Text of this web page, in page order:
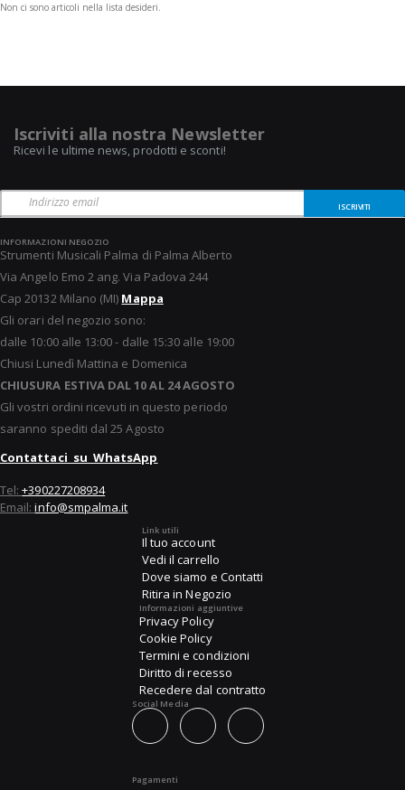
Non ci sono articoli nella lista desideri.
Iscriviti alla nostra Newsletter
Ricevi le ultime news, prodotti e sconti!
ISCRIVITI
INFORMAZIONI NEGOZIO
Strumenti Musicali Palma di Palma Alberto
Via Angelo Emo 2 ang. Via Padova 244
Cap 20132 Milano (MI) Mappa
Gli orari del negozio sono:
dalle 10:00 alle 13:00 - dalle 15:30 alle 19:00
Chiusi Lunedì Mattina e Domenica
CHIUSURA ESTIVA DAL 10 AL 24 AGOSTO
Gli vostri ordini ricevuti in questo periodo
saranno spediti dal 25 Agosto
Contattaci su WhatsApp
Tel:+390227208934
Email:info@smpalma.it
Link utili
Il tuo account
Vedi il carrello
Dove siamo e Contatti
Ritira in Negozio
Informazioni aggiuntive
Privacy Policy
Cookie Policy
Termini e condizioni
Diritto di recesso
Recedere dal contratto
Social Media
Pagamenti